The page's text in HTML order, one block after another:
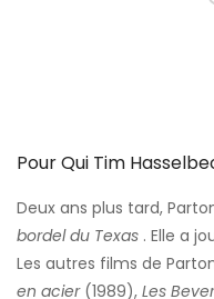
Pour Qui Tim
Deux ans plus tard,
bordel du Texas . Elle a
Les autres films de
en acier(1989), Les